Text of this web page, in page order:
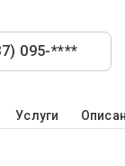
095-****
Услуги